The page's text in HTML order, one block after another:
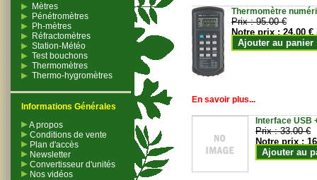
Mètres
Pénétromètres
Ph-mètres
Réfractomètres
Station-Météo
Test bouchons
Thermomètres
Thermo-hygromètres
Informations Générales
A propos
Conditions de vente
Plan d'accès
Newsletter
Convertisseur d'unités
Nos vidéos
Thermomètre
Prix :95.00 €
Notre prix :24.00 €
Ajouter au panier
En savoir plus...
Interface USB
Prix :33.00 €
Notre prix :
Ajouter au